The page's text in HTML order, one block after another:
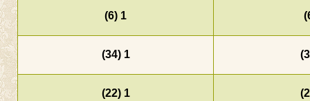
1 (6)
1 (34)
1 (22)